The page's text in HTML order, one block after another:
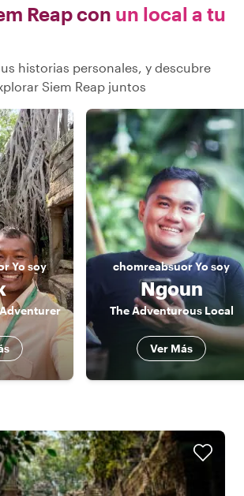
Reap con un local a tu
historias personales, y descubre
Siem Reap juntos
Yo soy chomreabsuorYo soy
Ngoun
The Adventurous Local
Ver Más